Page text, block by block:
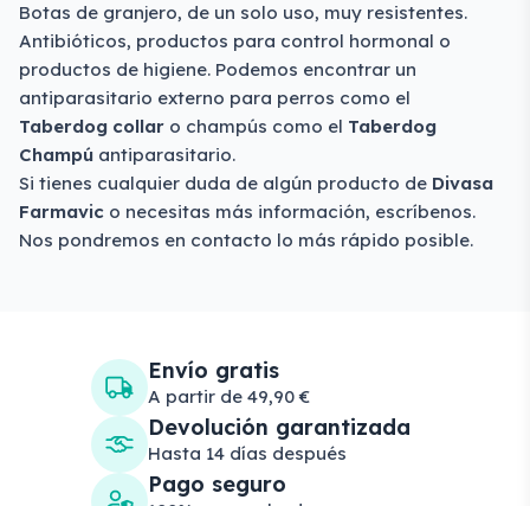
Botas de granjero, de un solo uso, muy resistentes.
Antibióticos, productos para control hormonal o
productos de higiene. Podemos encontrar un
antiparasitario externo para perros como el
Taberdog collar o champús como el Taberdog
Champú antiparasitario.
Si tienes cualquier duda de algún producto de Divasa
Farmavic o necesitas más información, escríbenos.
Nos pondremos en contacto lo más rápido posible.
Envío gratis
A partir de 49,90 €
Devolución garantizada
Hasta 14 días después
Pago seguro